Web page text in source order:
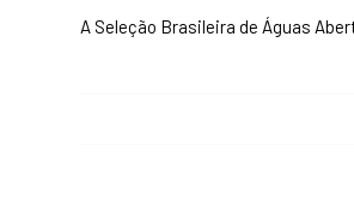
A Seleção Brasileira de Águas